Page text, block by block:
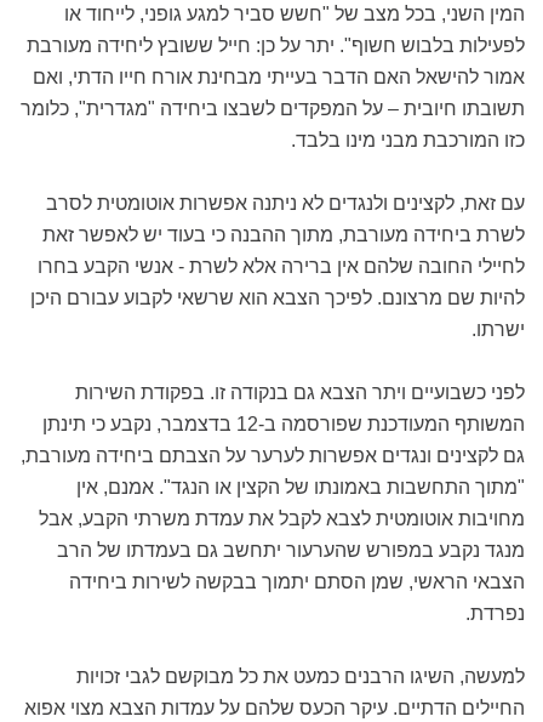
המין השני, בכל מצב של "חשש סביר למגע גופני, לייחוד או
לפעילות בלבוש חשוף". יתר על כן: חייל ששובץ ליחידה מעורבת
אמור להישאל האם הדבר בעייתי מבחינת אורח חייו הדתי, ואם
תשובתו חיובית – על המפקדים לשבצו ביחידה "מגדרית", כלומר
כזו המורכבת מבני מינו בלבד.
עם זאת, לקצינים ולנגדים לא ניתנה אפשרות אוטומטית לסרב
לשרת ביחידה מעורבת, מתוך ההבנה כי בעוד יש לאפשר זאת
לחיילי החובה שלהם אין ברירה אלא לשרת - אנשי הקבע בחרו
להיות שם מרצונם. לפיכך הצבא הוא שרשאי לקבוע עבורם היכן
ישרתו.
לפני כשבועיים ויתר הצבא גם בנקודה זו. בפקודת השירות
המשותף המעודכנת שפורסמה ב-12 בדצמבר, נקבע כי תינתן
גם לקצינים ונגדים אפשרות לערער על הצבתם ביחידה מעורבת,
"מתוך התחשבות באמונתו של הקצין או הנגד". אמנם, אין
מחויבות אוטומטית לצבא לקבל את עמדת משרתי הקבע, אבל
מנגד נקבע במפורש שהערעור יתחשב גם בעמדתו של הרב
הצבאי הראשי, שמן הסתם יתמוך בבקשה לשירות ביחידה
נפרדת.
למעשה, השיגו הרבנים כמעט את כל מבוקשם לגבי זכויות
החיילים הדתיים. עיקר הכעס שלהם על עמדות הצבא מצוי אפוא